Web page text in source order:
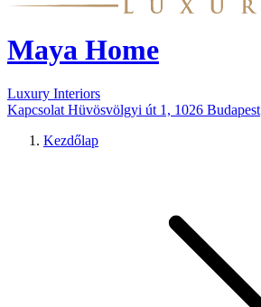
Maya Home
Luxury Interiors
Kapcsolat Hüvösvölgyi út 1, 1026 Budapest
Kezdőlap